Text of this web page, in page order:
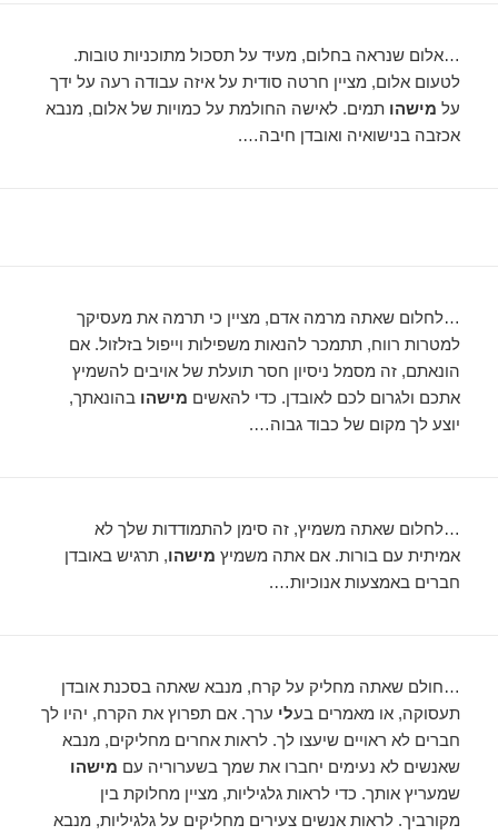
…אלום שנראה בחלום, מעיד על תסכול מתוכניות טובות.
לטעום אלום, מציין חרטה סודית על איזה עבודה רעה על ידך
על מישהו תמים. לאישה החולמת על כמויות של אלום, מנבא
אכזבה בנישואיה ואובדן חיבה….
…לחלום שאתה מרמה אדם, מציין כי תרמה את מעסיקך
למטרות רווח, תתמכר להנאות משפילות וייפול בזלזול. אם
הונאתם, זה מסמל ניסיון חסר תועלת של אויבים להשמיץ
אתכם ולגרום לכם לאובדן. כדי להאשים מישהו בהונאתך,
יוצע לך מקום של כבוד גבוה….
…לחלום שאתה משמיץ, זה סימן להתמודדות שלך לא
אמיתית עם בורות. אם אתה משמיץ מישהו, תרגיש באובדן
חברים באמצעות אנוכיות….
…חולם שאתה מחליק על קרח, מנבא שאתה בסכנת אובדן
תעסוקה, או מאמרים בעלי ערך. אם תפרוץ את הקרח, יהיו לך
חברים לא ראויים שיעצו לך. לראות אחרים מחליקים, מנבא
שאנשים לא נעימים יחברו את שמך בשערוריה עם מישהו
שמעריץ אותך. כדי לראות גלגיליות, מציין מחלוקת בין
מקורביך. לראות אנשים צעירים מחליקים על גלגיליות, מנבא